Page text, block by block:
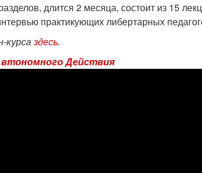
длится 2 месяца, состоит из 15
практикующих либертарных
курсаздесь.
Действия